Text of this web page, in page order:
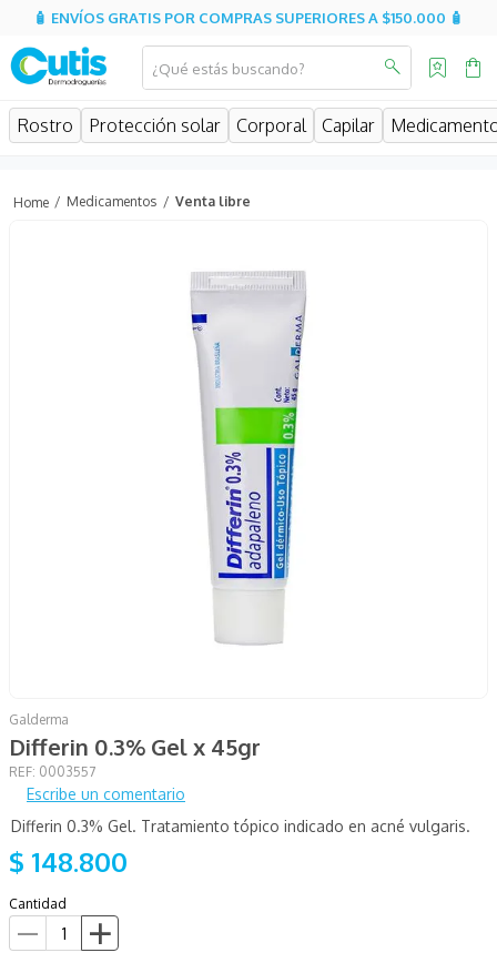
🧴 ENVÍOS GRATIS POR COMPRAS SUPERIORES A $150.000 🧴
¿Qué estás buscando?
Rostro Protección solar Corporal Capilar
Medicamentos Venta libre
Galderma
Differin 0.3% Gel x 45gr
: 0003557
Escribe un comentario
Differin 0.3% Gel. Tratamiento tópico indicado en acné vulgaris.
$ 148.800
Cantidad